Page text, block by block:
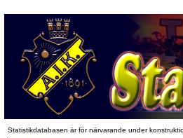
Statistikdatabasen är för närvarande under